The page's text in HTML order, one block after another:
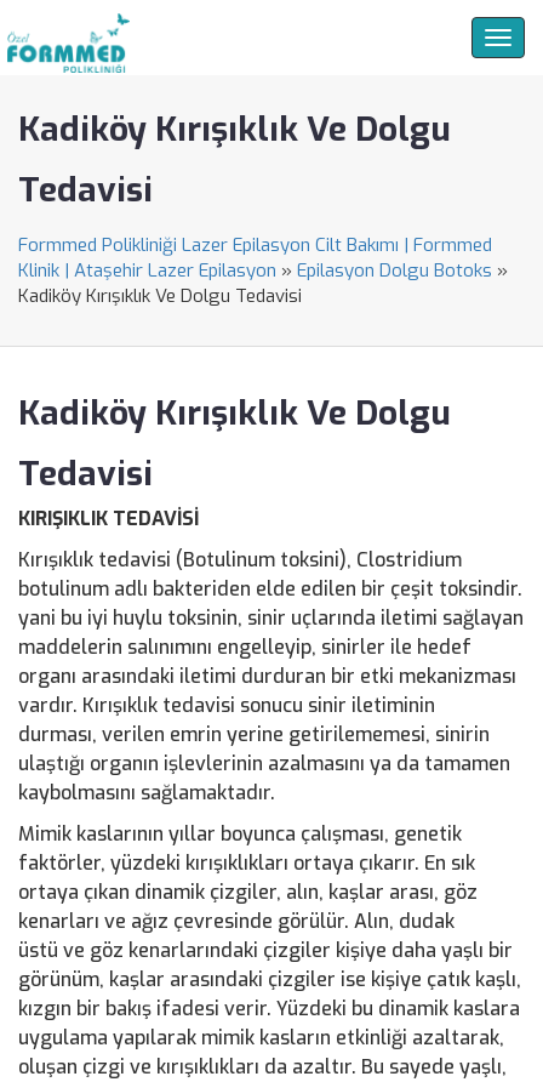
Kadiköy Kırışıklık Ve Dolgu
Tedavisi
Formmed Polikliniği Lazer Epilasyon Cilt Bakımı | Formmed
Klinik | Ataşehir Lazer Epilasyon » Epilasyon Dolgu Botoks »
Kadiköy Kırışıklık Ve Dolgu Tedavisi
Kadiköy Kırışıklık Ve Dolgu
Tedavisi
KIRIŞIKLIK TEDAVİSİ
Kırışıklık tedavisi (Botulinum toksini), Clostridium
botulinum adlı bakteriden elde edilen bir çeşit toksindir.
yani bu iyi huylu toksinin, sinir uçlarında iletimi sağlayan
maddelerin salınımını engelleyip, sinirler ile hedef
organı arasındaki iletimi durduran bir etki mekanizması
vardır. Kırışıklık tedavisi sonucu sinir iletiminin
durması, verilen emrin yerine getirilememesi, sinirin
ulaştığı organın işlevlerinin azalmasını ya da tamamen
kaybolmasını sağlamaktadır.
Mimik kaslarının yıllar boyunca çalışması, genetik
faktörler, yüzdeki kırışıklıkları ortaya çıkarır. En sık
ortaya çıkan dinamik çizgiler, alın, kaşlar arası, göz
kenarları ve ağız çevresinde görülür. Alın, dudak
üstü ve göz kenarlarındaki çizgiler kişiye daha yaşlı bir
görünüm, kaşlar arasındaki çizgiler ise kişiye çatık kaşlı,
kızgın bir bakış ifadesi verir. Yüzdeki bu dinamik kaslara
uygulama yapılarak mimik kasların etkinliği azaltarak,
oluşan çizgi ve kırışıklıkları da azaltır. Bu sayede yaşlı,